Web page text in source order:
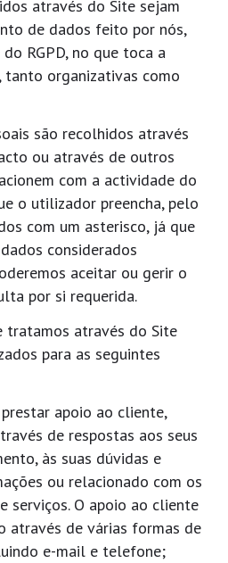
através do Site sejam
de dados feito por nós,
RGPD, no que toca a
tanto organizativas como
são recolhidos através
ou através de outros
com a actividade do
o utilizador preencha, pelo
com um asterisco, já que
considerados
aceitar ou gerir o
por si requerida.
tratamos através do Site
para as seguintes
apoio ao cliente,
de respostas aos seus
às suas dúvidas e
ou relacionado com os
serviços. O apoio ao cliente
através de várias formas de
e-mail e telefone;